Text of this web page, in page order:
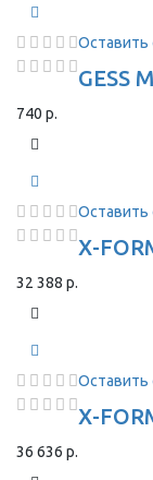
Оставить
GESS
740 р.
Оставить
X-
32 388 р.
Оставить
X-
36 636 р.